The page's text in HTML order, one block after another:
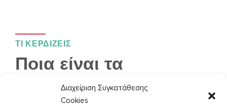
Διαχείριση Συγκατάθεσης
Cookies
ΤΙ ΚΕΡΔΙΖΕΙΣ
Ποια είναι τα
πραγματικά οφέλη;